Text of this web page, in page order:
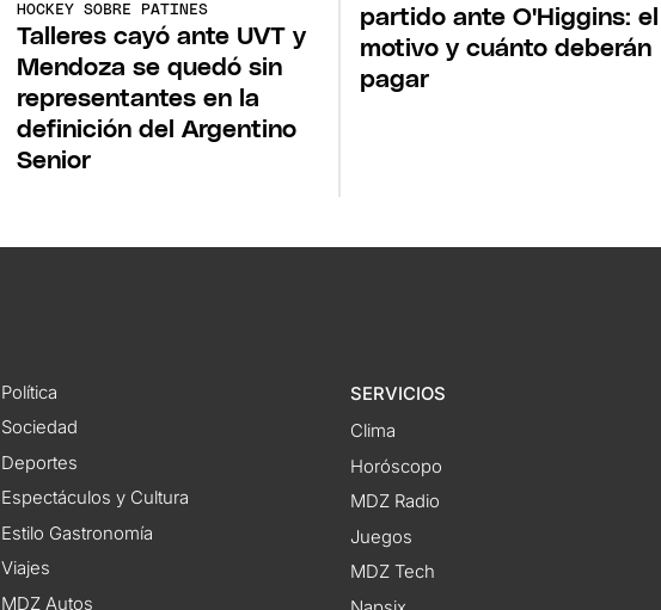
HOCKEY SOBRE PATINES
Talleres cayó ante UVT y
Mendoza se quedó sin
representantes en la
definición del Argentino
Senior
partido ante O'Higgins: el
motivo y cuánto deberán
pagar
Política
Sociedad
Deportes
Espectáculos y Cultura
Estilo Gastronomía
Viajes
MDZ Autos
SERVICIOS
Clima
Horóscopo
MDZ Radio
Juegos
MDZ Tech